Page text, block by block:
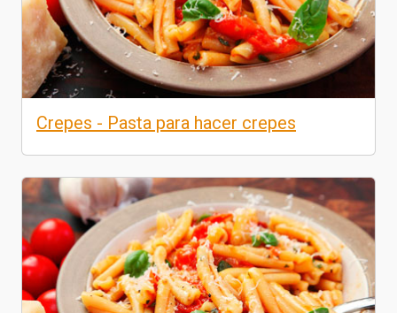
Crepes - Pasta para hacer crepes